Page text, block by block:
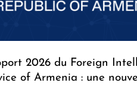
2026 du Foreign
of Armenia : une